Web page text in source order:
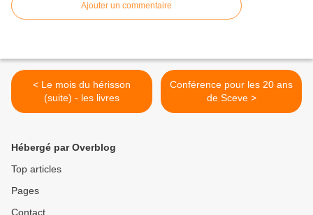
Ajouter un commentaire
< Le mois du hérisson
(suite) - les livres
Conférence pour les 20 ans
de Sceve >
Hébergé par Overblog
Top articles
Pages
Contact